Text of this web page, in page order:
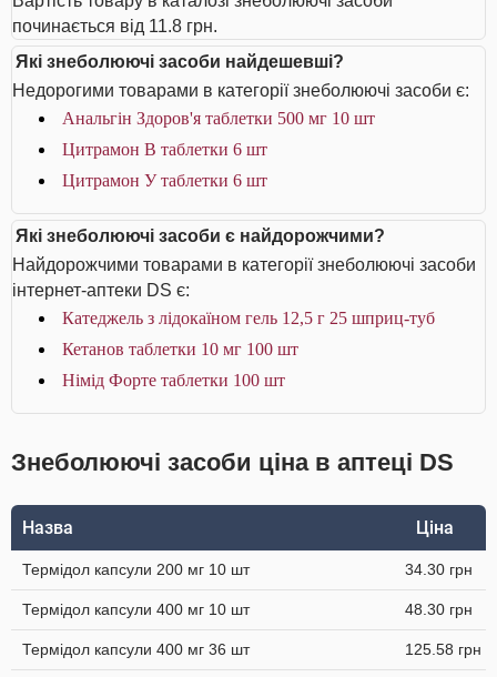
починається від 11.8 грн.
Які знеболюючі засоби найдешевші?
Недорогими товарами в категорії знеболюючі засоби є:
Анальгін Здоров'я таблетки 500 мг 10 шт
Цитрамон В таблетки 6 шт
Цитрамон У таблетки 6 шт
Які знеболюючі засоби є найдорожчими?
Найдорожчими товарами в категорії знеболюючі засоби
інтернет-аптеки DS є:
Катеджель з лідокаїном гель 12,5 г 25 шприц-туб
Кетанов таблетки 10 мг 100 шт
Німід Форте таблетки 100 шт
Знеболюючі засоби ціна в аптеці DS
Назва Ціна
Термідол капсули 200 мг 10 шт 34.30 грн
Термідол капсули 400 мг 10 шт 48.30 грн
Термідол капсули 400 мг 36 шт 125.58 грн